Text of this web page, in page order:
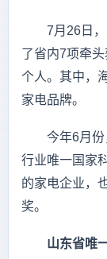
7月26日，
了省内7项牵
个人。其中，
家电品牌。
今年6月份，
行业唯一国家
的家电企业，
奖。
山东省唯一